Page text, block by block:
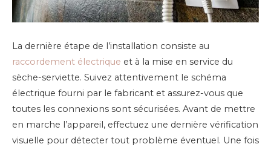
La dernière étape de l’installation consiste au
raccordement électrique et à la mise en service du
sèche-serviette. Suivez attentivement le schéma
électrique fourni par le fabricant et assurez-vous que
toutes les connexions sont sécurisées. Avant de mettre
en marche l’appareil, effectuez une dernière vérification
visuelle pour détecter tout problème éventuel. Une fois